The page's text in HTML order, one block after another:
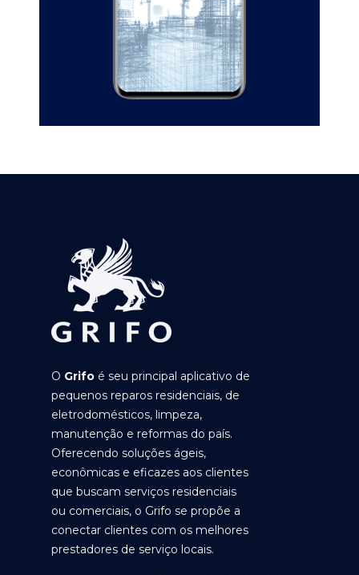
O Grifo é seu principal aplicativo de
pequenos reparos residenciais, de
eletrodomésticos, limpeza,
manutenção e reformas do país.
Oferecendo soluções ágeis,
econômicas e eficazes aos clientes
que buscam serviços residenciais
ou comerciais, o Grifo se propõe a
conectar clientes com os melhores
prestadores de serviço locais.